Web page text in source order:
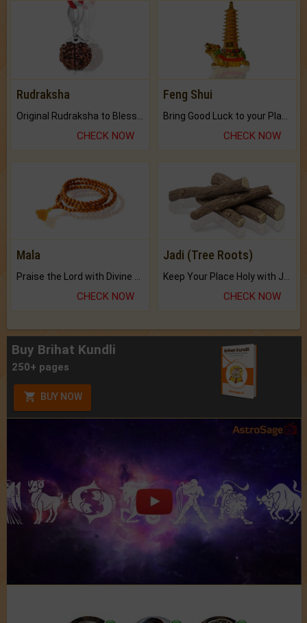
Rudraksha
CHECK NOW
Feng Shui
CHECK NOW
Mala
Praise the Lord with Divine Energies of Mala.
CHECK NOW
Jadi (Tree Roots)
Keep Your Place Holy with Jadi.
CHECK NOW
Buy Brihat Kundli
250+ pages
BUY NOW